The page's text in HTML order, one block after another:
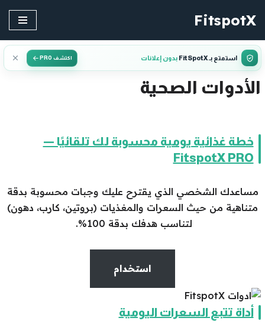
إلى
المحتوى
FitspotX
استمتع بـ FitSpotX بدون إعلانات اكتشف PRO
الأدوات الصحية
خطة غذائية يومية محسوبة لك تلقائيًا —
FitspotX PRO
مساعدك الشخصي الذي يقترح عليك وجبات محسوبة بدقة
متناهية من حيث السعرات والمغذيات (بروتين، كارب، دهون)
لتناسب هدفك بدقة 100%.
استخدام
أداة تتبع السعرات اليومية